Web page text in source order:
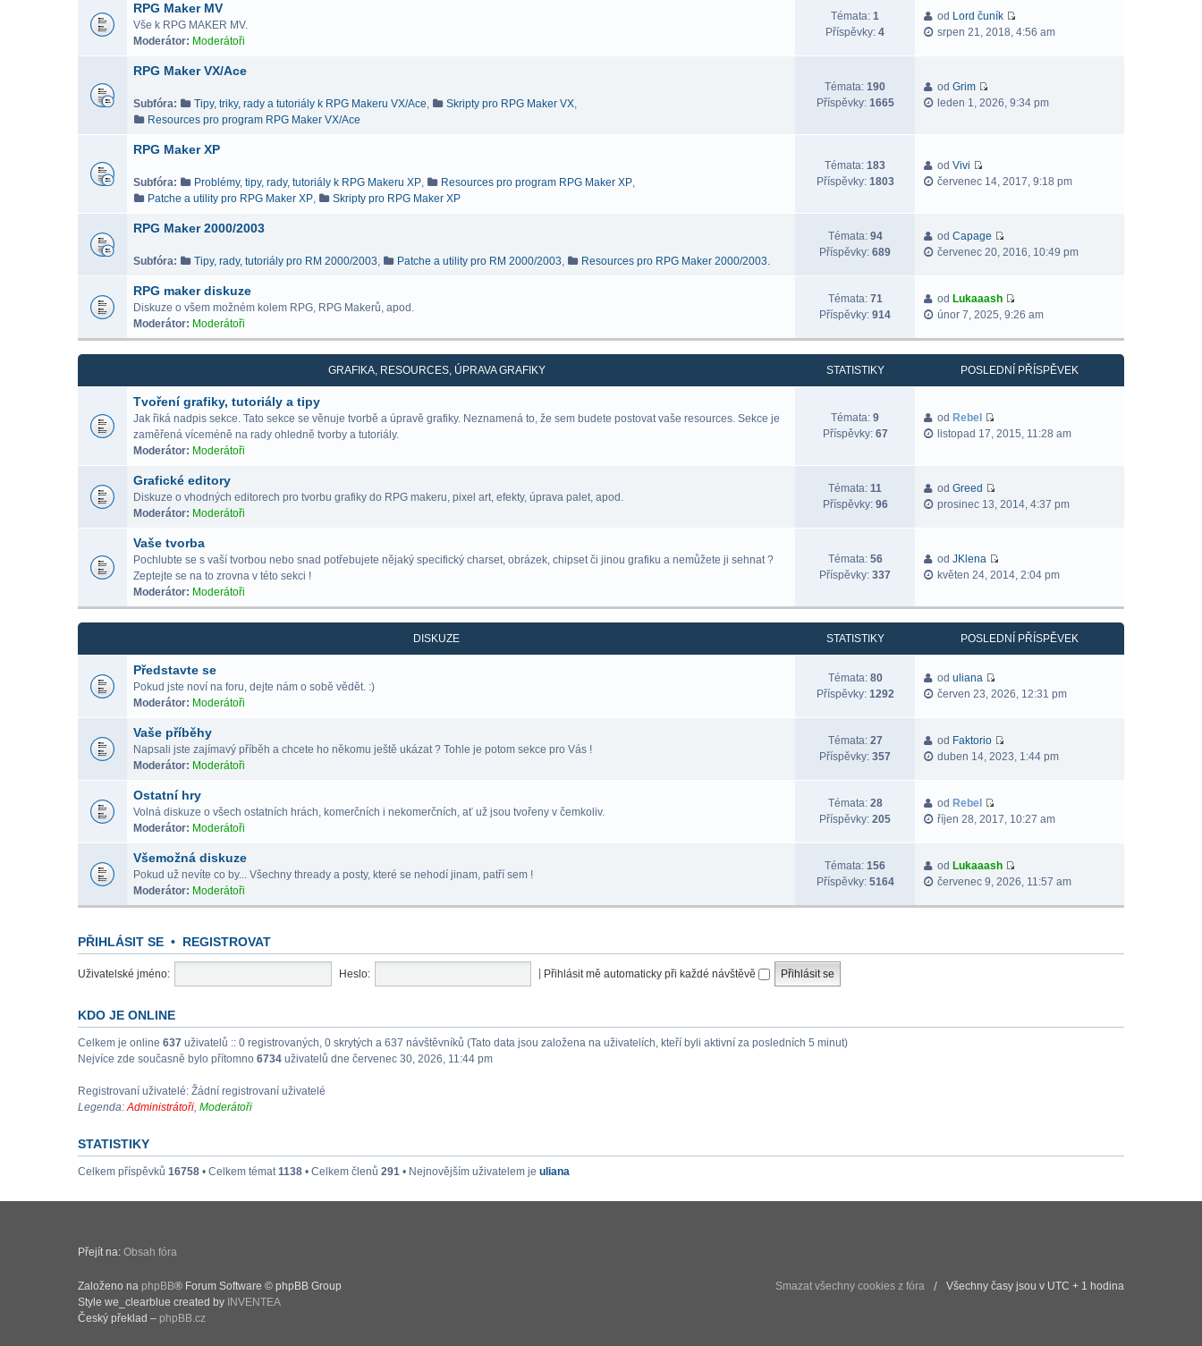
RPG Maker MV
Vše k RPG MAKER MV.
Moderátor: Moderátoři
Témata: 1
Příspěvky: 4
od Lord čuník
srpen 21, 2018, 4:56 am
RPG Maker VX/Ace
Subfóra: Tipy, triky, rady a tutoriály k RPG Makeru VX/Ace, Skripty pro RPG Maker VX,
Resources pro program RPG Maker VX/Ace
Témata: 190
Příspěvky: 1665
odGrim
leden 1, 2026, 9:34 pm
RPG Maker XP
Subfóra: Problémy, tipy, rady, tutoriály k RPG Makeru XP, Resources pro program RPG Maker XP,
Patche a utility pro RPG Maker XP, Skripty pro RPG Maker XP
Témata: 183
Příspěvky: 1803
odVivi
červenec 14, 2017, 9:18 pm
RPG Maker 2000/2003
Subfóra: Tipy, rady, tutoriály pro RM 2000/2003, Patche a utility pro RM 2000/2003, Resources pro RPG Maker 2000/2003.
Témata: 94
Příspěvky: 689
odCapage
červenec 20, 2016, 10:49 pm
RPG maker diskuze
Diskuze o všem možném kolem RPG, RPG Makerů, apod.
Moderátor: Moderátoři
Témata: 71
Příspěvky: 914
od Lukaaash
únor 7, 2025, 9:26 am
GRAFIKA, RESOURCES, ÚPRAVA GRAFIKY STATISTIKY POSLEDNÍ PŘÍSPĚVEK
Tvoření grafiky, tutoriály a tipy
Jak řiká nadpis sekce. Tato sekce se věnuje tvorbě a úpravě grafiky. Neznamená to, že sem budete postovat vaše resources. Sekce je
zaměřená víceméně na rady ohledně tvorby a tutoriály.
Moderátor: Moderátoři
Témata: 9
Příspěvky: 67
od Rebel
listopad 17, 2015, 11:28 am
Grafické editory
Diskuze o vhodných editorech pro tvorbu grafiky do RPG makeru, pixel art, efekty, úprava palet, apod.
Moderátor: Moderátoři
Témata: 11
Příspěvky: 96
odGreed
prosinec 13, 2014, 4:37 pm
Vaše tvorba
Pochlubte se s vaší tvorbou nebo snad potřebujete nějaký specifický charset, obrázek, chipset či jinou grafiku a nemůžete ji sehnat ?
Zeptejte se na to zrovna v této sekci !
Moderátor: Moderátoři
Témata: 56
Příspěvky: 337
odJKlena
květen 24, 2014, 2:04 pm
DISKUZE STATISTIKY POSLEDNÍ PŘÍSPĚVEK
Představte se
Pokud jste noví na foru, dejte nám o sobě vědět. :)
Moderátor: Moderátoři
Témata: 80
Příspěvky: 1292
oduliana
červen 23, 2026, 12:31 pm
Vaše příběhy
Napsali jste zajímavý příběh a chcete ho někomu ještě ukázat ? Tohle je potom sekce pro Vás !
Moderátor: Moderátoři
Témata: 27
Příspěvky: 357
od Faktorio
duben 14, 2023, 1:44 pm
Ostatní hry
Volná diskuze o všech ostatních hrách, komerčních i nekomerčních, ať už jsou tvořeny v čemkoliv.
Moderátor: Moderátoři
Témata: 28
Příspěvky: 205
od Rebel
říjen 28, 2017, 10:27 am
Všemožná diskuze
Pokud už nevíte co by... Všechny thready a posty, které se nehodí jinam, patří sem !
Moderátor: Moderátoři
Témata: 156
Příspěvky: 5164
od Lukaaash
červenec 9, 2026, 11:57 am
PŘIHLÁSIT SE • REGISTROVAT
Uživatelské jméno: Heslo: Přihlásit mě automaticky při každé návštěvě
KDO JE ONLINE
Celkem je online 637 uživatelů :: 0 registrovaných, 0 skrytých a 637 návštěvníků (Tato data jsou založena na uživatelích, kteří byli aktivní za posledních 5 minut)
Nejvíce zde současně bylo přítomno 6734 uživatelů dne červenec 30, 2026, 11:44 pm
Registrovaní uživatelé: Žádní registrovaní uživatelé
Legenda:Administrátoři, Moderátoři
STATISTIKY
Celkem příspěvků 16758 • Celkem témat1138 • Celkem členů 291 • Nejnovějším uživatelem je uliana
Přejít na: Obsah fóra
Smazat všechny cookies z fóra Všechny časy jsou v UTC + 1 hodina
Založeno na phpBB® Forum Software © phpBB Group
Style we_clearblue created by INVENTEA
Český překlad – phpBB.cz